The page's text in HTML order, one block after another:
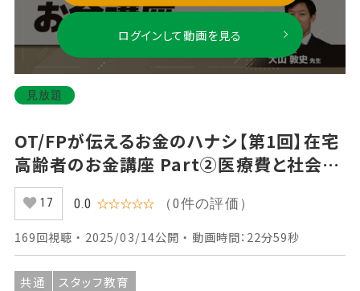
ログインして動画を見る
見放題
OT/FPが伝えるお金のハナシ【第1回】在宅
高齢者のお金講座 Part②医療費と社会保
険
17 0.0 ☆☆☆☆☆ （0件の評価）
169回視聴 ・ 2025/03/14公開 ・ 動画時間：22分59秒
共通
スタッフ教育